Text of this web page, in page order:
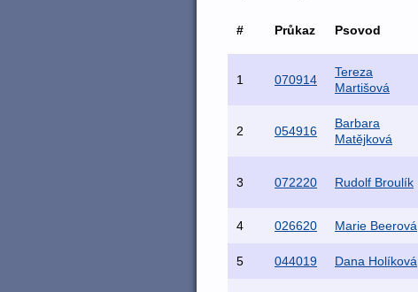
# Průkaz Psovod
1 070914
Tereza
Martišová
2 054916
Barbara
Matějková
3 072220 Rudolf Broulík
4 026620 Marie Beerová
5 044019 Dana Holíková